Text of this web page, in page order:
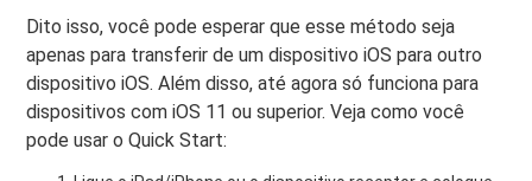
Dito isso, você pode esperar que esse método seja
apenas para transferir de um dispositivo iOS para outro
dispositivo iOS. Além disso, até agora só funciona para
dispositivos com iOS 11 ou superior. Veja como você
pode usar o Quick Start: